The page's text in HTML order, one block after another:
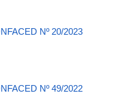
Nº 20/2023
Nº 49/2022